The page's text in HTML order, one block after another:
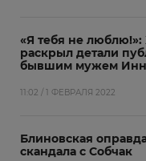
«Я тебя не люблю!»:
раскрыл детали
бывшим мужем
11:02 / 1 ФЕВРАЛЯ 2022
Блиновская
скандала с Собчак